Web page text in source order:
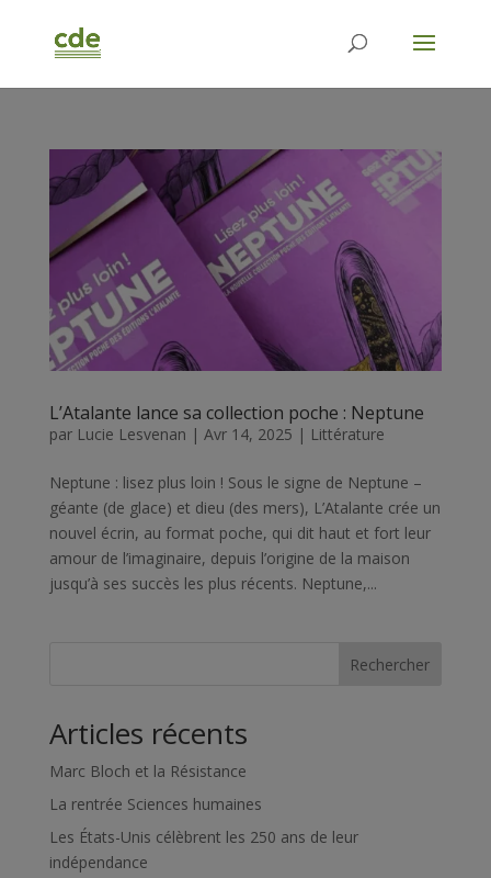
L’Atalante lance sa collection poche : Neptune
par Lucie Lesvenan | Avr 14, 2025 | Littérature
Neptune : lisez plus loin ! Sous le signe de Neptune –
géante (de glace) et dieu (des mers), L’Atalante crée un
nouvel écrin, au format poche, qui dit haut et fort leur
amour de l’imaginaire, depuis l’origine de la maison
jusqu’à ses succès les plus récents. Neptune,...
Rechercher
Articles récents
Marc Bloch et la Résistance
La rentrée Sciences humaines
Les États-Unis célèbrent les 250 ans de leur
indépendance